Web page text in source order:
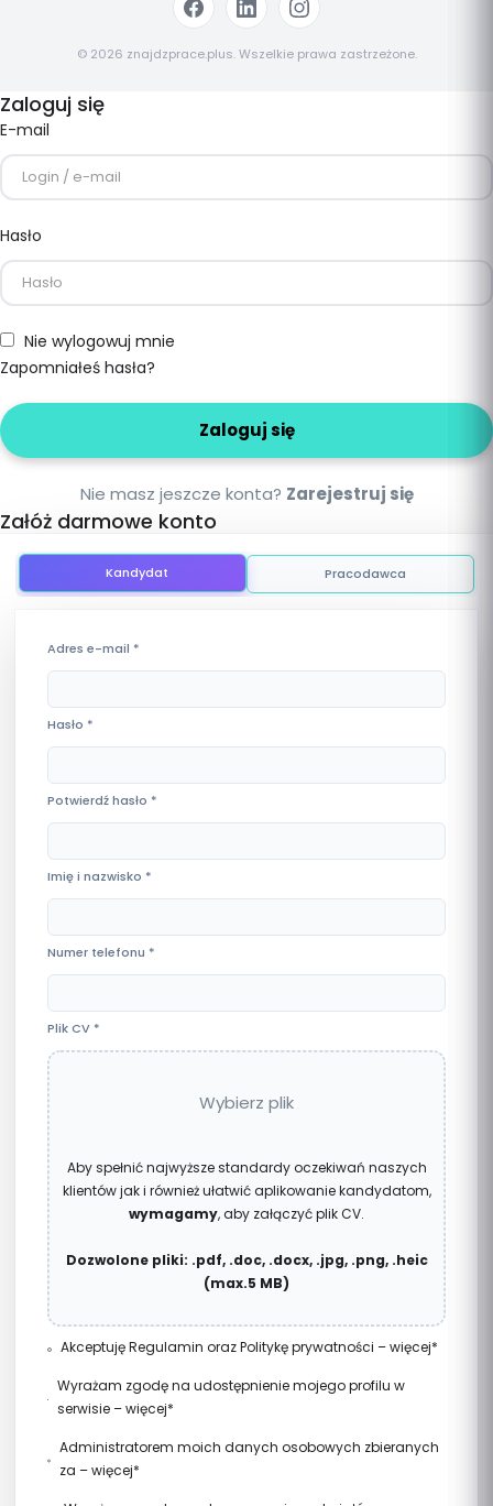
© 2026 znajdzprace.plus. Wszelkie prawa zastrzeżone.
Zaloguj się
E-mail
Hasło
Nie wylogowuj mnie
Zapomniałeś hasła?
Nie masz jeszcze konta? Zarejestruj się
Załóż darmowe konto
Kandydat Pracodawca
Adres e-mail *
Hasło *
Potwierdź hasło *
Imię i nazwisko *
Numer telefonu *
Plik CV *
Wybierz plik
Aby spełnić najwyższe standardy oczekiwań naszych
klientów jak i również ułatwić aplikowanie kandydatom,
wymagamy, aby załączyć plik CV.
Dozwolone pliki: .pdf, .doc, .docx, .jpg, .png, .heic
(max.5 MB)
AkceptujęRegulamin orazPolitykę prywatności –więcej*
usług elektronicznych w serwisie znajdzprace.plus z
Grupa ZP+ Sp. z o.o., NIP: 5833507145, REGON: 528426173.
Utworzenie konta w serwisie znajdzprace.plus jest
bezpłatne.
Wyrażam zgodę na udostępnienie mojego profilu w
serwisie –więcej*
dopasowania mnie do ofert pracy. Wyrażając zgodę na
udostępnienie swojego profilu w serwisie
znajdzprace.plus pracodawcom, wyrażam jednocześnie
Administratorem moich danych osobowych zbieranych
za –więcej*